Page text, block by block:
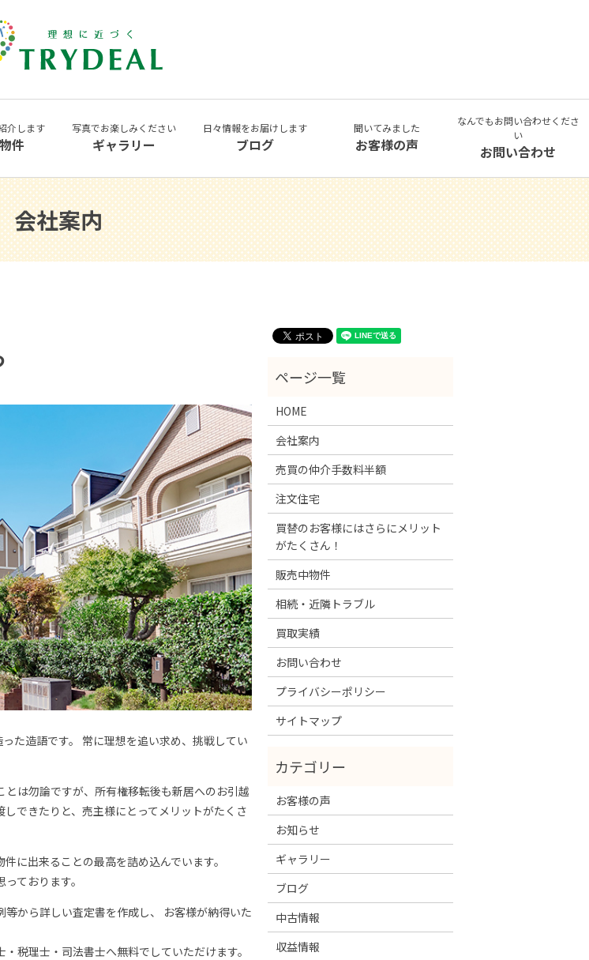
介します
件
写真でお楽しみください
ギャラリー
日々情報をお届けします
ブログ
聞いてみました
お客様の声
なんでもお問い合わせくださ
い
お問い合わせ
会社案内
た造語です。 常に理想を追い求め、挑戦してい
は勿論ですが、所有権移転後も新居へのお引越
できたりと、売主様にとってメリットがたくさ
に出来ることの最高を詰め込んでいます。
ております。
から詳しい査定書を作成し、 お客様が納得いた
税理士・司法書士へ無料でしていただけます。
HOME
会社案内
売買の仲介手数料半額
注文住宅
買替のお客様にはさらにメリット
がたくさん！
販売中物件
相続・近隣トラブル
買取実績
お問い合わせ
プライバシーポリシー
サイトマップ
お客様の声
お知らせ
ギャラリー
ブログ
中古情報
収益情報